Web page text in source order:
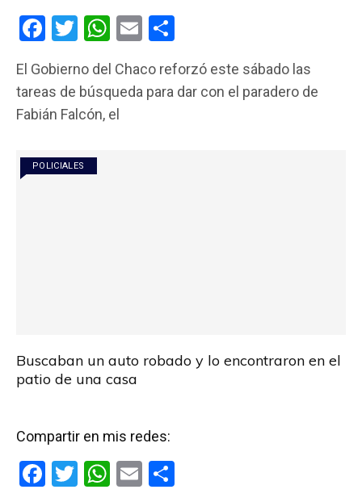
F
ce
b
o
k
T
tt
er
W
at
s
E
ail m
p
El Gobierno del Chaco reforzó este sábado las
tareas de búsqueda para dar con el paradero de
Fabián Falcón, el
POLICIALES
Buscaban un auto robado y lo encontraron en el
patio de una casa
Compartir en mis redes:
F
T
W
E